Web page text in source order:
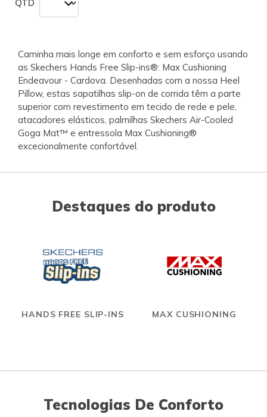
QTD
Caminha mais longe em conforto e sem esforço usando
as Skechers Hands Free Slip-ins®: Max Cushioning
Endeavour - Cardova. Desenhadas com a nossa Heel
Pillow, estas sapatilhas slip-on de corrida têm a parte
superior com revestimento em tecido de rede e pele,
atacadores elásticos, palmilhas Skechers Air-Cooled
Goga Mat™ e entressola Max Cushioning®
excecionalmente confortável.
Destaques do produto
HANDS FREE SLIP-INS MAX CUSHIONING
Tecnologias De Conforto